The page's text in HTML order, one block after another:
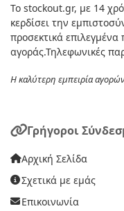
Το stockout.gr, με 14
κερδίσει την
προσεκτικά επιλεγμένα
αγοράς.Τηλεφωνικές
Η καλύτερη εμπειρία
Γρήγοροι
Αρχική Σελίδα
Σχετικά με εμάς
Επικοινωνία